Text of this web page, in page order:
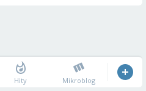
Hity Mikroblog